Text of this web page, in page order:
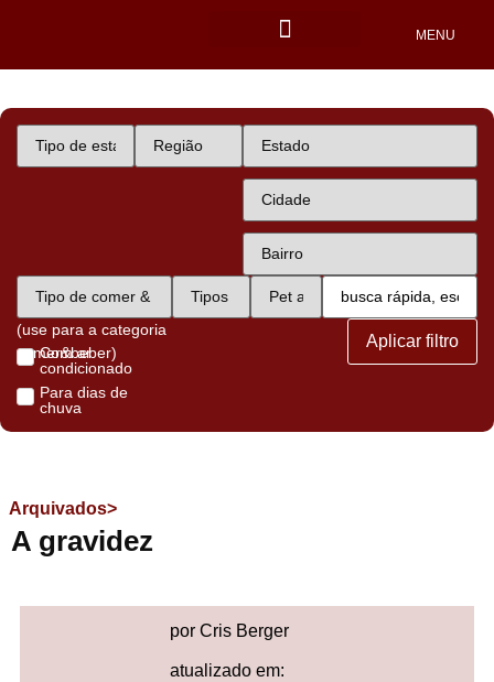
MENU
(use para a categoria
comer&beber)
Com ar
condicionado
Para dias de
chuva
Aplicar filtro
Arquivados>
A gravidez
por Cris Berger
atualizado em: